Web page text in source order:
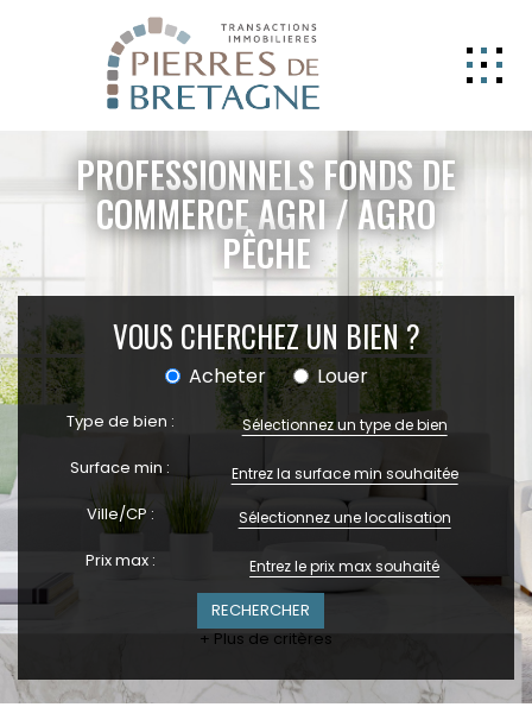
NOS BIENS
GERER
NOS AGENCES
ESTIMATION
CONTACT
ESPACE CLIENT
EXTRANET
PROFESSIONNELS FONDS DE
COMMERCE AGRI / AGRO
PÊCHE
VOUS CHERCHEZ UN BIEN ?
Acheter Louer
Type de bien : Sélectionnez un type de bien
Surface min :
Ville/CP : Sélectionnez une localisation
Prix max :
+ Plus de critères